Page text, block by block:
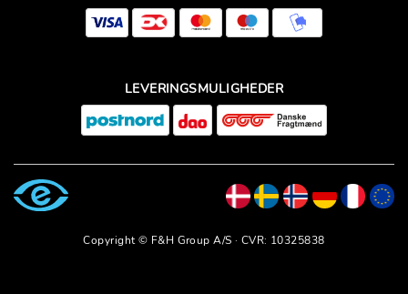
LEVERINGSMULIGHEDER
Copyright © F&H Group A/S · CVR: 10325838